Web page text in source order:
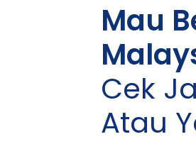
Mau
Cek
Atau